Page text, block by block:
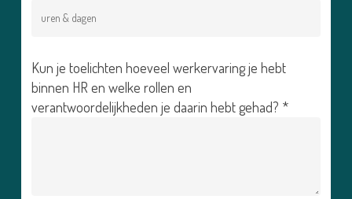
Kun je toelichten hoeveel werkervaring je hebt
binnen HR en welke rollen en
verantwoordelijkheden je daarin hebt gehad? *